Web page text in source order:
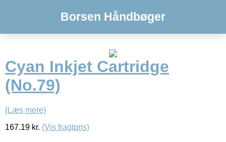
Borsen Håndbøger
Cyan Inkjet Cartridge
(No.79)
(Læs mere)
167.19 kr. (Vis fragtpris)